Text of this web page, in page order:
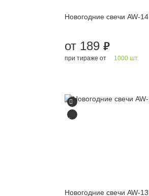
Новогодние свечи AW-14
от 189 руб.
при тираже от 1000 шт.
Новогодние свечи AW-13